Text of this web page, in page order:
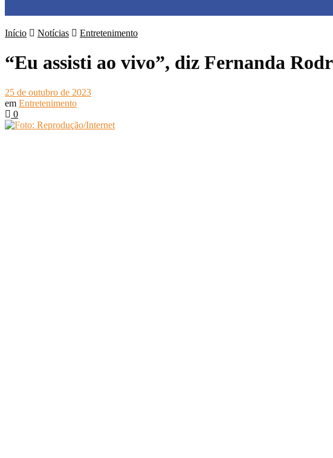
Início Notícias Entretenimento
“Eu assisti ao vivo”, diz Fernanda
25 de outubro de 2023
em Entretenimento
0